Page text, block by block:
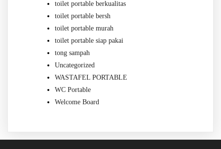
toilet portable berkualitas
toilet portable bersh
toilet portable murah
toilet portable siap pakai
tong sampah
Uncategorized
WASTAFEL PORTABLE
WC Portable
Welcome Board